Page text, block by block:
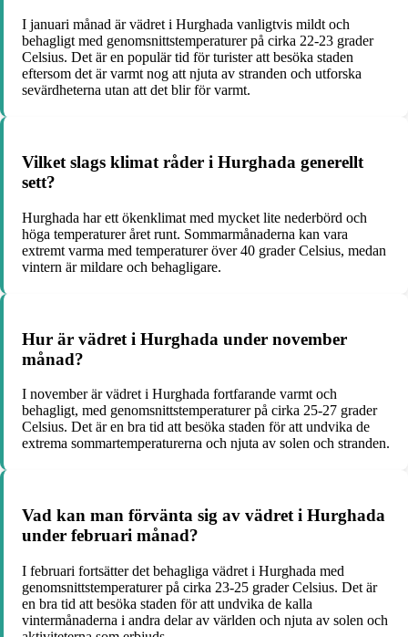
I januari månad är vädret i Hurghada vanligtvis mildt och
behagligt med genomsnittstemperaturer på cirka 22-23 grader
Celsius. Det är en populär tid för turister att besöka staden
eftersom det är varmt nog att njuta av stranden och utforska
sevärdheterna utan att det blir för varmt.
Vilket slags klimat råder i Hurghada generellt
sett?
Hurghada har ett ökenklimat med mycket lite nederbörd och
höga temperaturer året runt. Sommarmånaderna kan vara
extremt varma med temperaturer över 40 grader Celsius, medan
vintern är mildare och behagligare.
Hur är vädret i Hurghada under november
månad?
I november är vädret i Hurghada fortfarande varmt och
behagligt, med genomsnittstemperaturer på cirka 25-27 grader
Celsius. Det är en bra tid att besöka staden för att undvika de
extrema sommartemperaturerna och njuta av solen och stranden.
Vad kan man förvänta sig av vädret i Hurghada
under februari månad?
I februari fortsätter det behagliga vädret i Hurghada med
genomsnittstemperaturer på cirka 23-25 grader Celsius. Det är
en bra tid att besöka staden för att undvika de kalla
vintermånaderna i andra delar av världen och njuta av solen och